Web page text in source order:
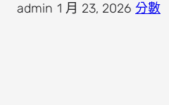
admin 1 月 23, 2026 分數